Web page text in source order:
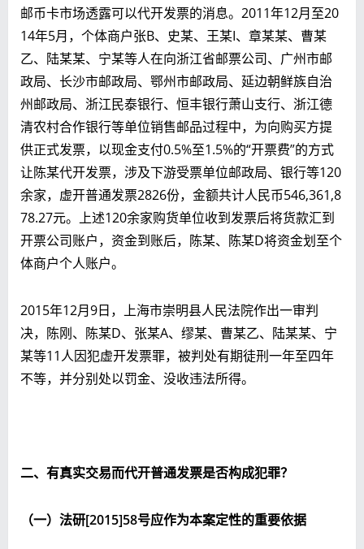
邮币卡市场透露可以代开发票的消息。2011年12月至20
14年5月，个体商户张B、史某、王某I、章某某、曹某
乙、陆某某、宁某等人在向浙江省邮票公司、广州市邮
政局、长沙市邮政局、鄂州市邮政局、延边朝鲜族自治
州邮政局、浙江民泰银行、恒丰银行萧山支行、浙江德
清农村合作银行等单位销售邮品过程中，为向购买方提
供正式发票，以现金支付0.5%至1.5%的“开票费”的方式
让陈某代开发票，涉及下游受票单位邮政局、银行等120
余家，虚开普通发票2826份，金额共计人民币546,361,8
78.27元。上述120余家购货单位收到发票后将货款汇到
开票公司账户，资金到账后，陈某、陈某D将资金划至个
体商户个人账户。
2015年12月9日，上海市崇明县人民法院作出一审判
决，陈刚、陈某D、张某A、缪某、曹某乙、陆某某、宁
某等11人因犯虚开发票罪，被判处有期徒刑一年至四年
不等，并分别处以罚金、没收违法所得。
二、有真实交易而代开普通发票是否构成犯罪？
（一）法研[2015]58号应作为本案定性的重要依据